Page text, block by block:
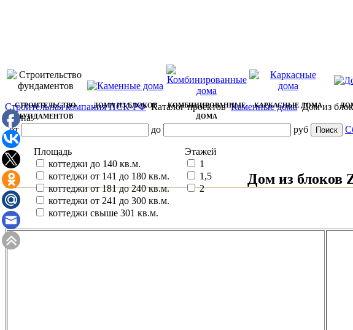
СТРОИТЕЛЬСТВО
ФУНДАМЕНТОВ
ДОМА ИЗ БЛОКОВ
КОМБИНИРОВАННЫЕ
ДОМА
КАРКАСНЫЕ ДОМА
Строительная компания ПСК-РФ Каталог проектов Каменные дома Дом из
Цена:
от
до руб
Площадь
коттеджи до 140 кв.м.
коттеджи от 141 до 180 кв.м.
коттеджи от 181 до 240 кв.м.
коттеджи от 241 до 300 кв.м.
коттеджи свыше 301 кв.м.
Этажей
1
1,5
2
Дом из блоков